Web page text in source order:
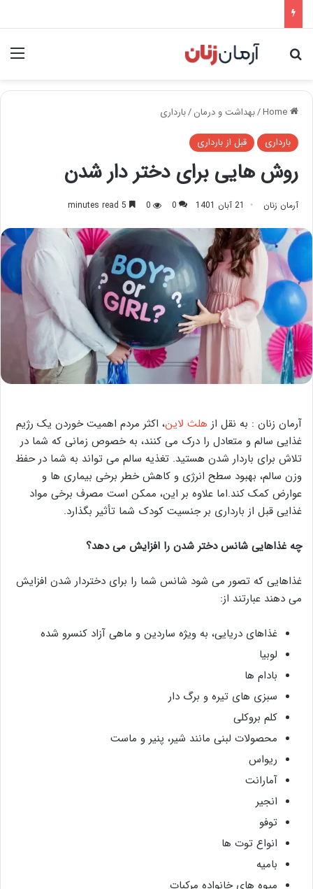
Search for
/بهداشت و درمان/بارداری
بارداری قبل از بارداری
روش هایی برای دختر دار شدن
آرمان زنان 21 آبان 1401 0
0
آرمان زنان : به نقل از هلث لاین، اکثر مردم اهمیت خوردن یک رژیم
غذایی سالم و متعادل را درک می کنند، به خصوص زمانی که شما در
تلاش برای باردار شدن هستید. تغذیه سالم می تواند به شما در حفظ
وزن سالم، بهبود سطح انرژی و کاهش خطر برخی بیماری ها و
عوارض کمک کند.اما علاوه بر این، ممکن است مصرف برخی مواد
غذایی قبل از بارداری بر جنسیت کودک شما تأثیر بگذارد.
چه غذاهایی شانس دختر شدن را افزایش می دهد؟
غذاهایی که تصور می شود شانس شما را برای دختردار شدن افزایش
می دهند عبارتند از:
غذاهای دریایی، به ویژه ساردین و ماهی آزاد کنسرو شده
لوبیا
بادام ها
سبزی های تیره و برگ دار
کلم بروکلی
محصولات لبنی مانند شیر، پنیر و ماست
ریواس
آمارانت
انجیر
توفو
انواع توت ها
بامیه
میوه های خانواده مرکبات